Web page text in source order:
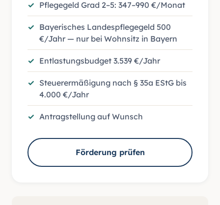
Pflegegeld Grad 2–5: 347–990 €/Monat
Bayerisches Landespflegegeld 500
€/Jahr — nur bei Wohnsitz in Bayern
Entlastungsbudget 3.539 €/Jahr
Steuerermäßigung nach § 35a EStG bis
4.000 €/Jahr
Antragstellung auf Wunsch
Förderung prüfen